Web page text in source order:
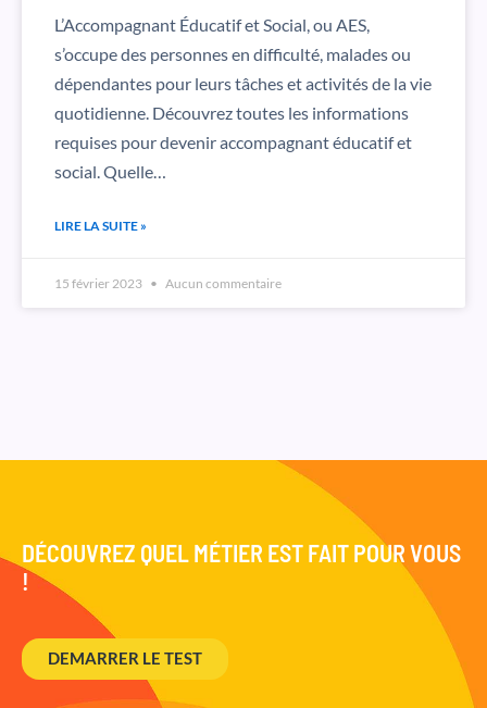
L’Accompagnant Éducatif et Social, ou AES,
s’occupe des personnes en difficulté, malades ou
dépendantes pour leurs tâches et activités de la vie
quotidienne. Découvrez toutes les informations
requises pour devenir accompagnant éducatif et
social. Quelle…
LIRE LA SUITE »
15 février 2023 Aucun commentaire
DÉCOUVREZ QUEL MÉTIER EST FAIT POUR VOUS
!
DEMARRER LE TEST